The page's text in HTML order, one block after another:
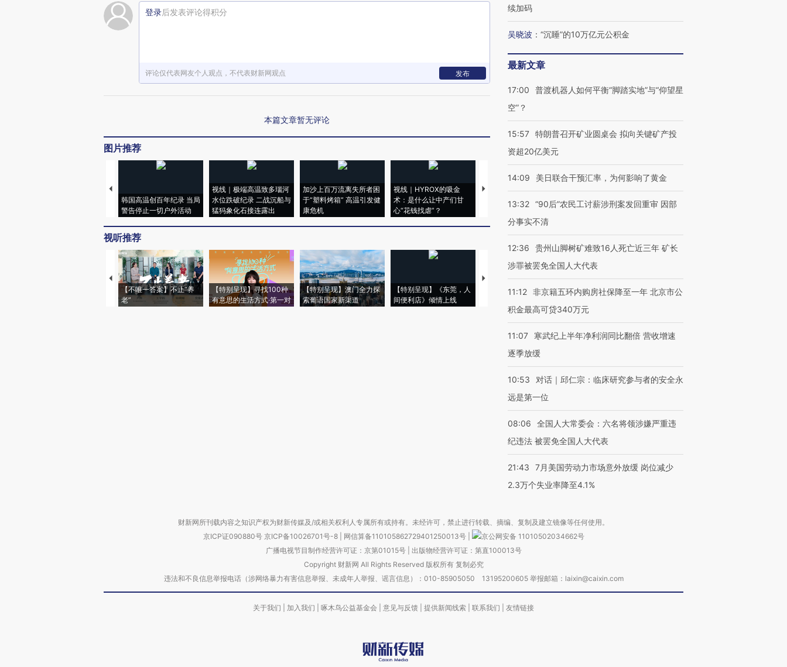
登录后发表评论得积分
评论仅代表网友个人观点，不代表财新网观点 发布
本篇文章暂无评论
图片推荐
韩国高温创百年纪录 当局
警告停止一切户外活动
视线｜极端高温致多瑙河
水位跌破纪录 二战沉船与
猛犸象化石接连露出
加沙上百万流离失所者困
于“塑料烤箱” 高温引发健
康危机
视线｜HYROX的吸金
术：是什么让中产们甘
心“花钱找虐”？
马航飞行员跨国走私7万
粒摇头丸 尿检体内含3种
视线｜被称为“蟑螂”的印
度Z世代 用街头抗争将教
育部长拱下台
视线｜“入侵”还是“人道危
机”？难民潮撕裂西班牙
飞地休达
视听推荐
【不唯一答案】不止“养
老”
【特别呈现】寻找100种
有意思的生活方式·第一对
【特别呈现】澳门全力探
索葡语国家新渠道
【特别呈现】《东莞，人
间便利店》倾情上线
【推广】走进第四届链博
会，让数智科技“链”接产
【特别呈现】寻找100种
【商旅对话】华住集团
CFO：不靠规模取胜，华
续加码
吴晓波 ： “沉睡”的10万亿元公积金
最新文章
17:00
普渡机器人如何平衡“脚踏实地”与“仰望星
空”？
15:57 特朗普召开矿业圆桌会 拟向关键矿产投
资超20亿美元
14:09 美日联合干预汇率，为何影响了黄金
13:32 “90后”农民工讨薪涉刑案发回重审 因部
分事实不清
12:36
贵州山脚树矿难致16人死亡近三年 矿长
涉罪被罢免全国人大代表
11:12 非京籍五环内购房社保降至一年 北京市公
积金最高可贷340万元
11:07
寒武纪上半年净利润同比翻倍 营收增速
逐季放缓
10:53
对话｜邱仁宗：临床研究参与者的安全永
远是第一位
08:06
全国人大常委会：六名将领涉嫌严重违
纪违法 被罢免全国人大代表
21:43
7月美国劳动力市场意外放缓 岗位减少
2.3万个失业率降至4.1%
财新网所刊载内容之知识产权为财新传媒及/或相关权利人专属所有或持有。未经许可，禁止进行转载、摘编、复制及建立镜像等任何使用。
京ICP证090880号 京ICP备10026701号-8 网信算备110105862729401250013号
京公网安备 11010502034662号
广播电视节目制作经营许可证：京第01015号| 出版物经营许可证：第直100013号
Copyright 财新网 All Rights Reserved 版权所有 复制必究
违法和不良信息举报电话（涉网络暴力有害信息举报、未成年人举报、谣言信息）：010-85905050 13195200605 举报邮箱：laixin@caixin.com
关于我们 加入我们 啄木鸟公益基金会 意见与反馈 提供新闻线索 联系我们 友情链接